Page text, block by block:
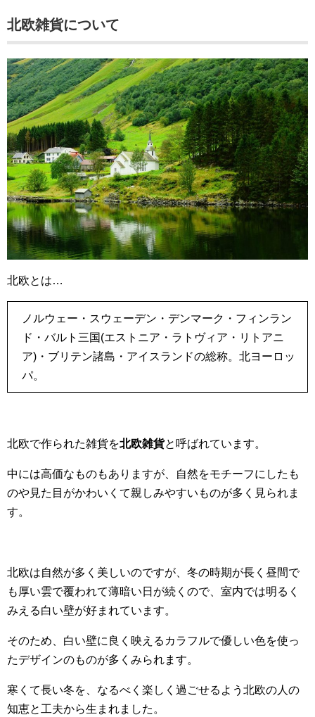
北欧雑貨について
北欧とは…
ノルウェー・スウェーデン・デンマーク・フィンラン
ド・バルト三国(エストニア・ラトヴィア・リトアニ
ア)・ブリテン諸島・アイスランドの総称。北ヨーロッ
パ。
北欧で作られた雑貨を北欧雑貨と呼ばれています。
中には高価なものもありますが、自然をモチーフにしたも
のや見た目がかわいくて親しみやすいものが多く見られま
す。
北欧は自然が多く美しいのですが、冬の時期が長く昼間で
も厚い雲で覆われて薄暗い日が続くので、室内では明るく
みえる白い壁が好まれています。
そのため、白い壁に良く映えるカラフルで優しい色を使っ
たデザインのものが多くみられます。
寒くて長い冬を、なるべく楽しく過ごせるよう北欧の人の
知恵と工夫から生まれました。